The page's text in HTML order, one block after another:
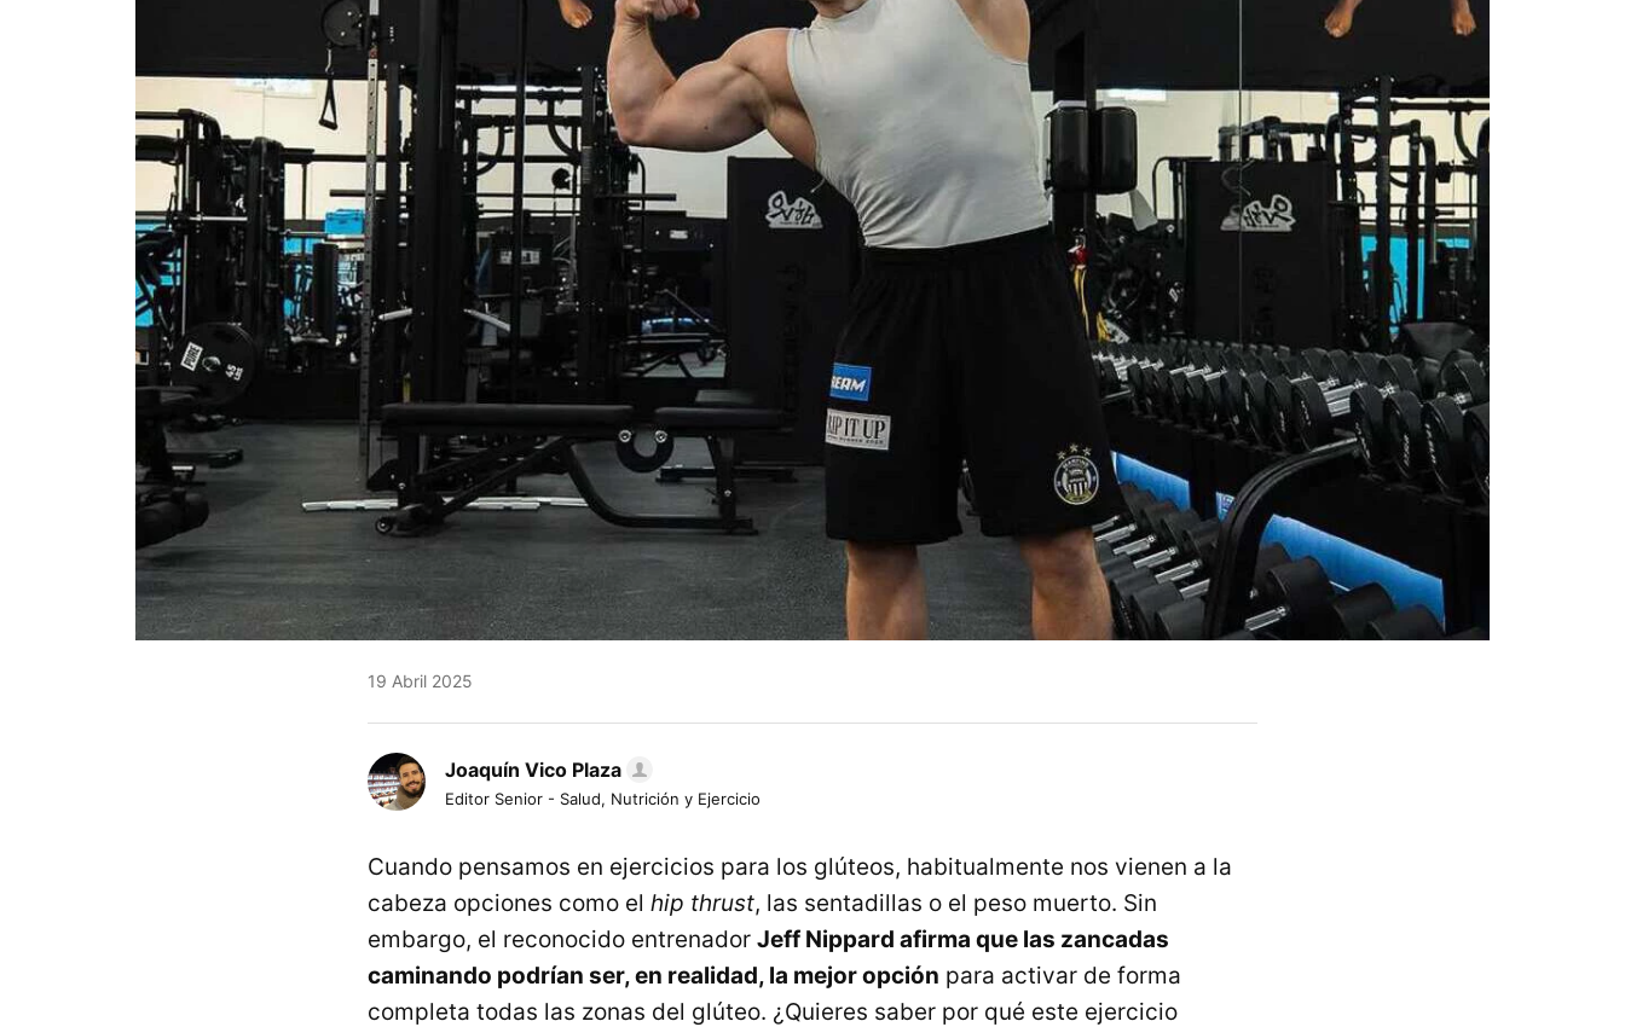
19 Abril 2025
Joaquín Vico Plaza
Editor Senior - Salud, Nutrición y Ejercicio
Cuando pensamos en ejercicios para los glúteos, habitualmente nos vienen a la
cabeza opciones como el hip thrust, las sentadillas o el peso muerto. Sin
embargo, el reconocido entrenador Jeff Nippard afirma que las zancadas
caminando podrían ser, en realidad, la mejor opción para activar de forma
completa todas las zonas del glúteo. ¿Quieres saber por qué este ejercicio